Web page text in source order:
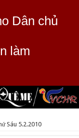
Dân chủ
làm
Sáu 5.2.2010